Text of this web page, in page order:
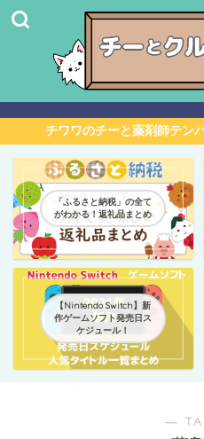
チワワのチーと薬剤師テ
「ふるさと納税」の全て
がわかる！返礼品まとめ
【Nintendo Switch】新
作ゲームソフト発売日ス
ケジュール！
―